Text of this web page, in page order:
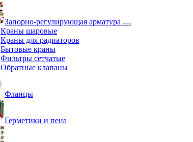
Запорно-регулирующая арматура
Краны шаровые
Краны для радиаторов
Бытовые краны
Фильтры сетчатые
Обратные клапаны
Фланцы
Герметики и пена